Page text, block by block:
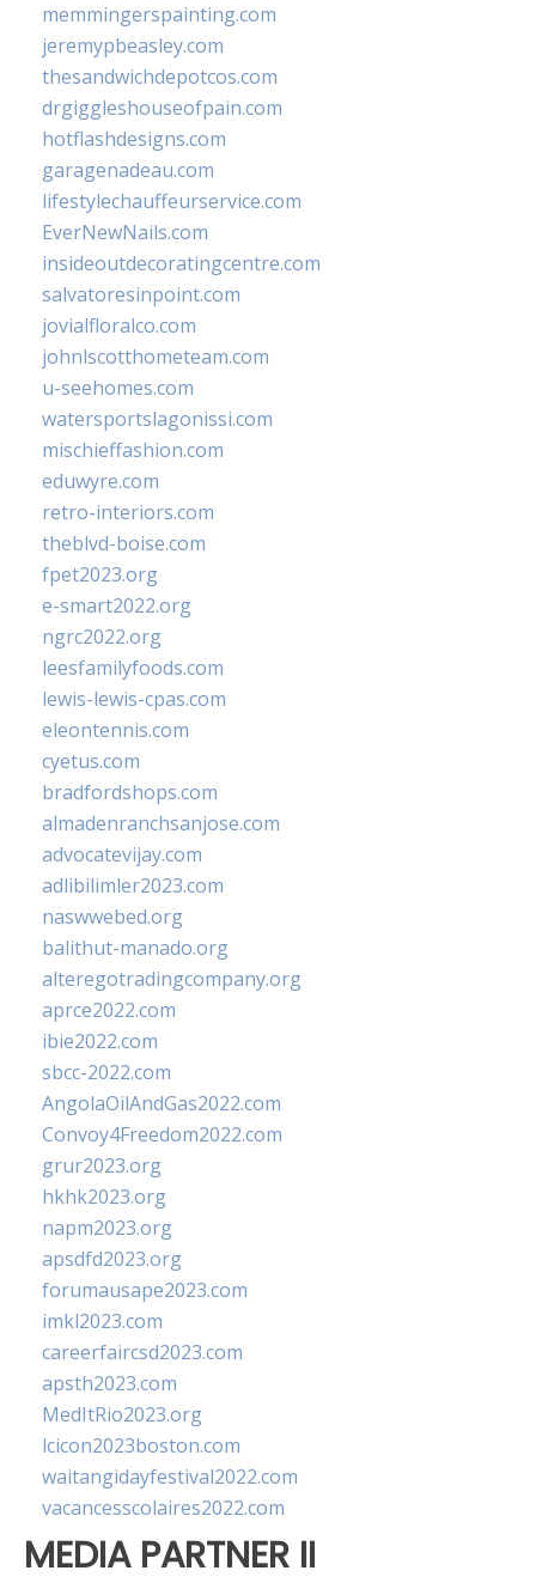
memmingerspainting.com
jeremypbeasley.com
thesandwichdepotcos.com
drgiggleshouseofpain.com
hotflashdesigns.com
garagenadeau.com
lifestylechauffeurservice.com
EverNewNails.com
insideoutdecoratingcentre.com
salvatoresinpoint.com
jovialfloralco.com
johnlscotthometeam.com
u-seehomes.com
watersportslagonissi.com
mischieffashion.com
eduwyre.com
retro-interiors.com
theblvd-boise.com
fpet2023.org
e-smart2022.org
ngrc2022.org
leesfamilyfoods.com
lewis-lewis-cpas.com
eleontennis.com
cyetus.com
bradfordshops.com
almadenranchsanjose.com
advocatevijay.com
adlibilimler2023.com
naswwebed.org
balithut-manado.org
alteregotradingcompany.org
aprce2022.com
ibie2022.com
sbcc-2022.com
AngolaOilAndGas2022.com
Convoy4Freedom2022.com
grur2023.org
hkhk2023.org
napm2023.org
apsdfd2023.org
forumausape2023.com
imkl2023.com
careerfaircsd2023.com
apsth2023.com
MedItRio2023.org
lcicon2023boston.com
waitangidayfestival2022.com
vacancesscolaires2022.com
MEDIA PARTNER II